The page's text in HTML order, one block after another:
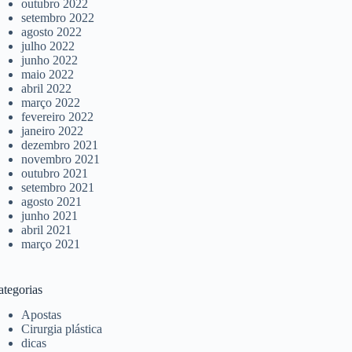
outubro 2022
setembro 2022
agosto 2022
julho 2022
junho 2022
maio 2022
abril 2022
março 2022
fevereiro 2022
janeiro 2022
dezembro 2021
novembro 2021
outubro 2021
setembro 2021
agosto 2021
junho 2021
abril 2021
março 2021
Apostas
Cirurgia plástica
dicas